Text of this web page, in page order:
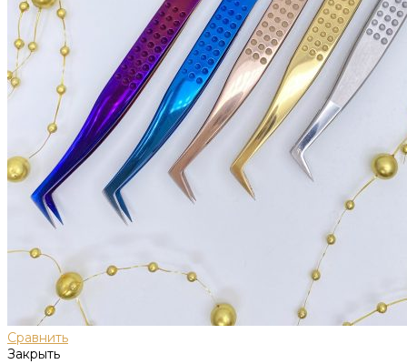
Сравнить
Закрыть